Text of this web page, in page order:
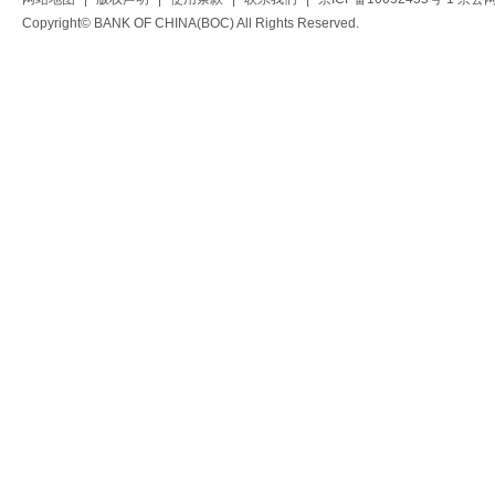
Copyright© BANK OF CHINA(BOC) All Rights Reserved.